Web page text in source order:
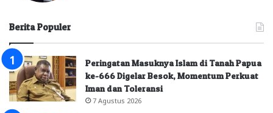
Berita Populer
Peringatan Masuknya Islam di Tanah Papua
ke-666 Digelar Besok, Momentum Perkuat
Iman dan Toleransi
7 Agustus 2026